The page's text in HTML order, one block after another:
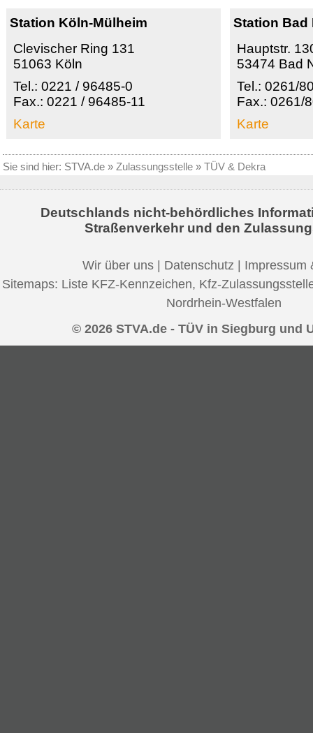
Station Köln-Mülheim
Clevischer Ring 131
51063 Köln
Tel.: 0221 / 96485-0
Fax.: 0221 / 96485-11
Karte
Station Bad
Hauptstr.
53474 Bad
Tel.: 0261/
Fax.: 0261/
Karte
Sie sind hier: STVA.de » Zulassungsstelle » TÜV & Dekra
Deutschlands nicht-behördliches
Straßenverkehr und den
Wir über uns Datenschutz
Impressum
Sitemaps: Liste KFZ-Kennzeichen, Kfz-
Nordrhein-Westfalen
© 2026 STVA.de - TÜV in Siegburg und